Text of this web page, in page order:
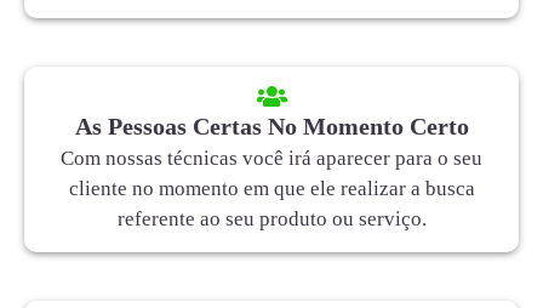
As Pessoas Certas No Momento Certo
Com nossas técnicas você irá aparecer para o seu
cliente no momento em que ele realizar a busca
referente ao seu produto ou serviço.